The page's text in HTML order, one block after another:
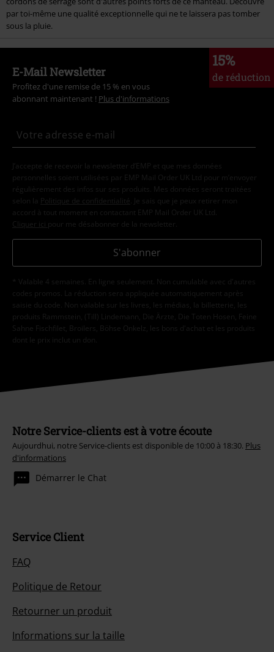
par toi-même une qualité exceptionnelle qui ne te laissera pas tomber
sous la pluie.
15%
de réduction
E-Mail Newsletter
Profitez d'une remise de 15 % en vous
abonnant maintenant ! Plus d'informations
J’accepte de recevoir la newsletter d’EMP et que mes données
personnelles soient utilisées par EMP Mail Order UK Ltd pour m’envoyer
régulièrement des infos sur ses produits. Mes données seront traitées
selon la
Politique de confidentialité . Je sais que je peux retirer mon
accord à tout moment en contactant EMP Mail Order UK Ltd.
Cliquer ici pour me désabonner de la newsletter.
S'abonner
* Valable 4 semaines. En ligne seulement. Non cumulable avec d'autres
codes promos. La réduction sera appliquée automatiquement après
saisie du code. Non valable sur les livres, les médias, la billetterie, les
produits Rammstein, (Till) Lindemann, Die Ärzte, Die Toten Hosen, Feine
Sahne Fischfilet, Broilers, Böhse Onkelz, les bons d'achat et les produits
dont le prix inclut un don.
Notre Service-clients est à votre écoute
Aujourdhui, notre Service-clients est disponible de 10:00 à 18:30. Plus
d'informations
Démarrer le Chat
Service Client
FAQ
Politique de Retour
Retourner un produit
Informations sur la taille